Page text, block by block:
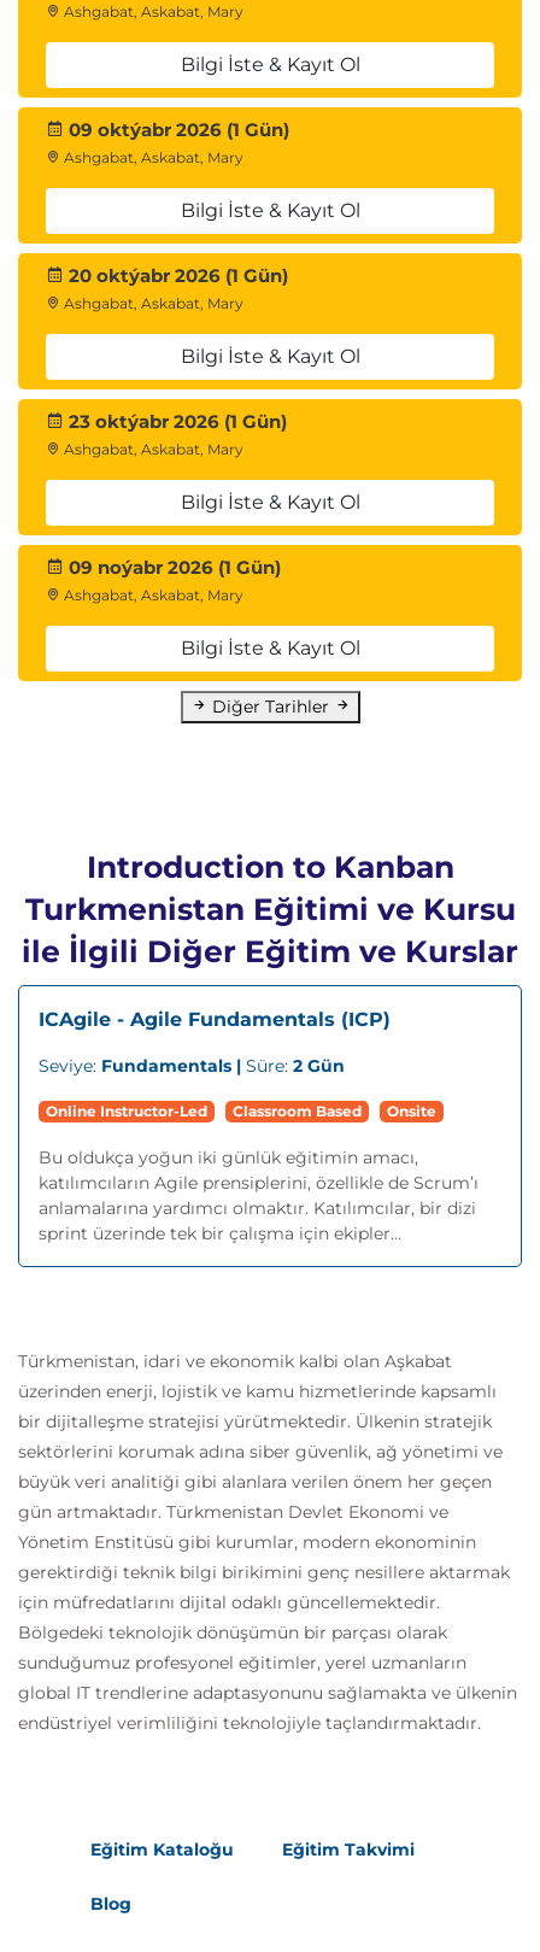
Ashgabat, Askabat, Mary
Bilgi İste & Kayıt Ol
09 oktýabr 2026 (1 Gün)
Ashgabat, Askabat, Mary
Bilgi İste & Kayıt Ol
20 oktýabr 2026 (1 Gün)
Ashgabat, Askabat, Mary
Bilgi İste & Kayıt Ol
23 oktýabr 2026 (1 Gün)
Ashgabat, Askabat, Mary
Bilgi İste & Kayıt Ol
09 noýabr 2026 (1 Gün)
Ashgabat, Askabat, Mary
Bilgi İste & Kayıt Ol
Diğer Tarihler
Introduction to Kanban
Turkmenistan Eğitimi ve Kursu
ile İlgili Diğer Eğitim ve Kurslar
ICAgile - Agile Fundamentals (ICP)
Seviye: Fundamentals | Süre: 2 Gün
Online Instructor-Led Classroom Based Onsite
Bu oldukça yoğun iki günlük eğitimin amacı,
katılımcıların Agile prensiplerini, özellikle de Scrum’ı
anlamalarına yardımcı olmaktır. Katılımcılar, bir dizi
sprint üzerinde tek bir çalışma için ekipler...
Türkmenistan, idari ve ekonomik kalbi olan Aşkabat
üzerinden enerji, lojistik ve kamu hizmetlerinde kapsamlı
bir dijitalleşme stratejisi yürütmektedir. Ülkenin stratejik
sektörlerini korumak adına siber güvenlik, ağ yönetimi ve
büyük veri analitiği gibi alanlara verilen önem her geçen
gün artmaktadır. Türkmenistan Devlet Ekonomi ve
Yönetim Enstitüsü gibi kurumlar, modern ekonominin
gerektirdiği teknik bilgi birikimini genç nesillere aktarmak
için müfredatlarını dijital odaklı güncellemektedir.
Bölgedeki teknolojik dönüşümün bir parçası olarak
sunduğumuz profesyonel eğitimler, yerel uzmanların
global IT trendlerine adaptasyonunu sağlamakta ve ülkenin
endüstriyel verimliliğini teknolojiyle taçlandırmaktadır.
Eğitim Kataloğu Eğitim Takvimi
Blog